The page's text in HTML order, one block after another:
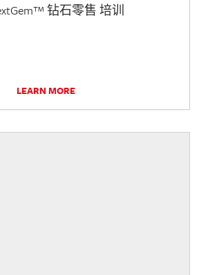
钻石零售 培训
LEARN MORE